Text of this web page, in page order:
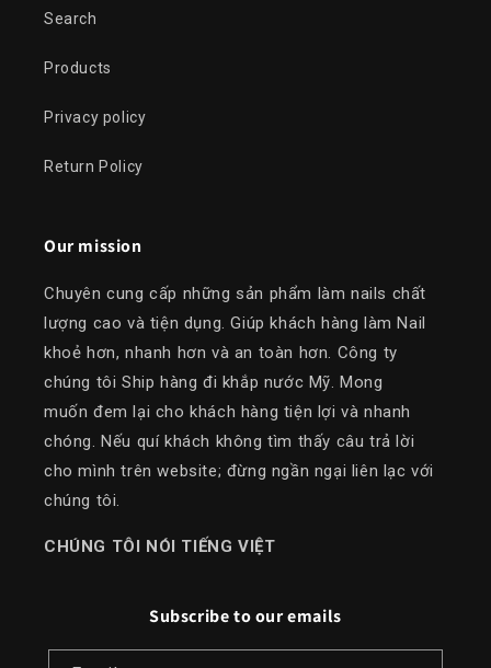
Search
Products
Privacy policy
Return Policy
Our mission
Chuyên cung cấp những sản phẩm làm nails chất
lượng cao và tiện dụng. Giúp khách hàng làm Nail
khoẻ hơn, nhanh hơn và an toàn hơn. Công ty
chúng tôi Ship hàng đi khắp nước Mỹ. Mong
muốn đem lại cho khách hàng tiện lợi và nhanh
chóng. Nếu quí khách không tìm thấy câu trả lời
cho mình trên website; đừng ngần ngại liên lạc với
chúng tôi.
​CHÚNG TÔI NÓI TIẾNG VIỆT
Subscribe to our emails